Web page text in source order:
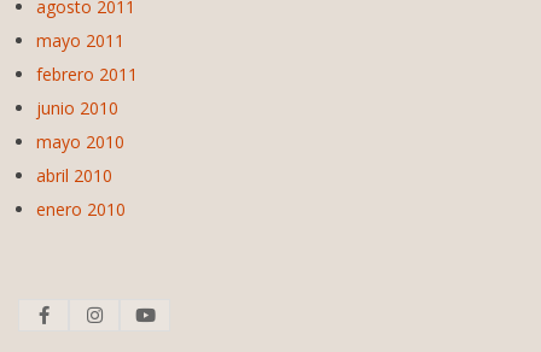
agosto 2011
mayo 2011
febrero 2011
junio 2010
mayo 2010
abril 2010
enero 2010